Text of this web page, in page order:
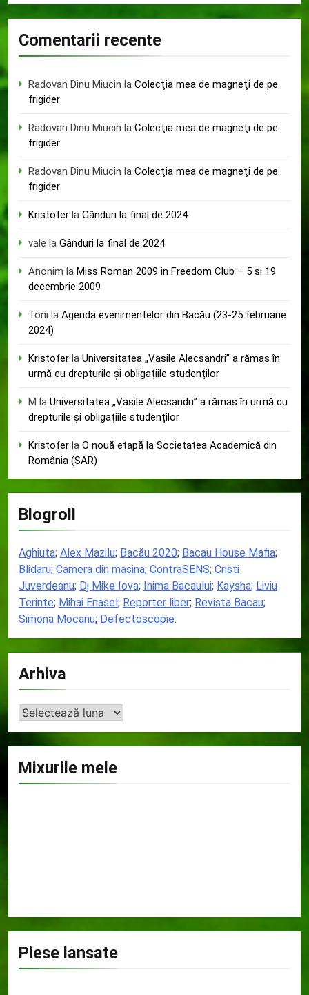
Comentarii recente
Radovan Dinu Miucin la Colecţia mea de magneţi de pe
frigider
Radovan Dinu Miucin la Colecţia mea de magneţi de pe
frigider
Radovan Dinu Miucin la Colecţia mea de magneţi de pe
frigider
Kristofer la Gânduri la final de 2024
vale la Gânduri la final de 2024
Anonim la Miss Roman 2009 in Freedom Club – 5 si 19
decembrie 2009
Toni la Agenda evenimentelor din Bacău (23-25 februarie
2024)
Kristofer la Universitatea „Vasile Alecsandri” a rămas în
urmă cu drepturile și obligațiile studenților
M la Universitatea „Vasile Alecsandri” a rămas în urmă cu
drepturile și obligațiile studenților
Kristofer la O nouă etapă la Societatea Academică din
România (SAR)
Blogroll
Aghiuta; Alex Mazilu; Bacău 2020; Bacau House Mafia;
Blidaru; Camera din masina; ContraSENS; Cristi
Juverdeanu; Dj Mike Iova; Inima Bacaului; Kaysha; Liviu
Terinte; Mihai Enasel ; Reporter liber; Revista Bacau;
Simona Mocanu; Defectoscopie.
Arhiva
Arhiva
Mixurile mele
Piese lansate